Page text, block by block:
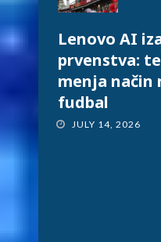
Lenovo AI
prvenstva:
menja način
fudbal
JULY 14, 2026